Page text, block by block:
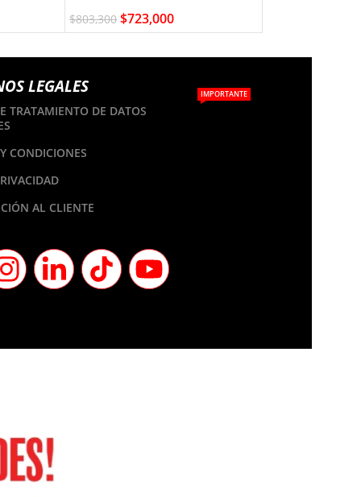
$803,300 $723,000
LEGALES
TRATAMIENTO DE DATOS
IMPORTANTE
CONDICIONES
AL CLIENTE